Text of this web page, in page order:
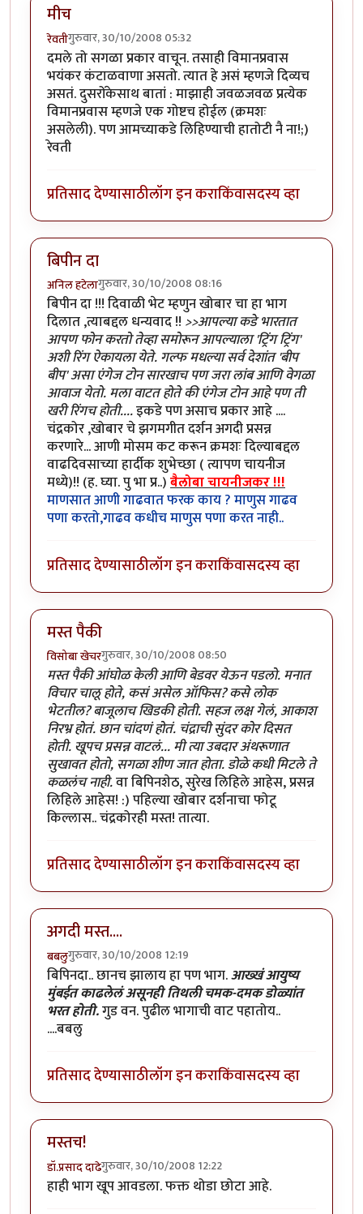
मीच
रेवतीगुरुवार, 30/10/2008 05:32
दमले तो सगळा प्रकार वाचून. तसाही विमानप्रवास
भयंकर कंटाळवाणा असतो. त्यात हे असं म्हणजे दिव्यच
असतं. दुसरोंकेसाथ बातां : माझाही जवळजवळ प्रत्येक
विमानप्रवास म्हणजे एक गोष्टच होईल (क्रमशः
असलेली). पण आमच्याकडे लिहिण्याची हातोटी नै ना!;)
रेवती
प्रतिसाद देण्यासाठीलॉग इन कराकिंवासदस्य व्हा
बिपीन दा
अनिल हटेलागुरुवार, 30/10/2008 08:16
बिपीन दा !!! दिवाळी भेट म्हणुन खोबार चा हा भाग
दिलात ,त्याबद्दल धन्यवाद !! >>आपल्या कडे भारतात
आपण फोन करतो तेव्हा समोरून आपल्याला 'ट्रिंग ट्रिंग'
अशी रिंग ऐकायला येते. गल्फ मधल्या सर्व देशांत 'बीप
बीप' असा एंगेज टोन सारखाच पण जरा लांब आणि वेगळा
आवाज येतो. मला वाटत होते की एंगेज टोन आहे पण ती
खरी रिंगच होती....इकडे पण असाच प्रकार आहे ....
चंद्रकोर ,खोबार चे झगमगीत दर्शन अगदी प्रसन्न
करणारे... आणी मोसम कट करून क्रमशः दिल्याबद्दल
वाढदिवसाच्या हार्दीक शुभेच्छा ( त्यापण चायनीज
मध्ये)!! (ह. घ्या. पु भा प्र..)बैलोबा चायनीजकर !!!
माणसात आणी गाढवात फरक काय ? माणुस गाढव
पणा करतो,गाढव कधीच माणुस पणा करत नाही..
प्रतिसाद देण्यासाठीलॉग इन कराकिंवासदस्य व्हा
मस्त पैकी
विसोबा खेचरगुरुवार, 30/10/2008 08:50
मस्त पैकी आंघोळ केली आणि बेडवर येऊन पडलो. मनात
विचार चालू होते, कसं असेल ऑफिस? कसे लोक
भेटतील? बाजूलाच खिडकी होती. सहज लक्ष गेलं, आकाश
निरभ्र होतं. छान चांदणं होतं. चंद्राची सुंदर कोर दिसत
होती. खूपच प्रसन्न वाटलं... मी त्या उबदार अंथरूणात
सुखावत होतो, सगळा शीण जात होता. डोळे कधी मिटले ते
कळलंच नाही.वा बिपिनशेठ, सुरेख लिहिले आहेस, प्रसन्न
लिहिले आहेस! :) पहिल्या खोबार दर्शनाचा फोटू
किल्लास.. चंद्रकोरही मस्त! तात्या.
प्रतिसाद देण्यासाठीलॉग इन कराकिंवासदस्य व्हा
अगदी मस्त....
बबलुगुरुवार, 30/10/2008 12:19
बिपिनदा.. छानच झालाय हा पण भाग.आख्खं आयुष्य
मुंबईत काढलेलं असूनही तिथली चमक-दमक डोळ्यांत
भरत होती.गुड वन. पुढील भागाची वाट पहातोय..
....बबलु
प्रतिसाद देण्यासाठीलॉग इन कराकिंवासदस्य व्हा
मस्तच!
डॉ.प्रसाद दाढेगुरुवार, 30/10/2008 12:22
हाही भाग खूप आवडला. फक्त थोडा छोटा आहे.